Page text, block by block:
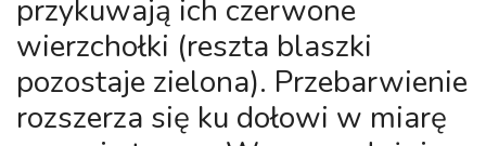
przykuwają ich czerwone
wierzchołki (reszta blaszki
pozostaje zielona). Przebarwienie
rozszerza się ku dołowi w miarę